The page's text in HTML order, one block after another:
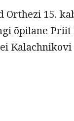
Orthezi 15.
õpilane